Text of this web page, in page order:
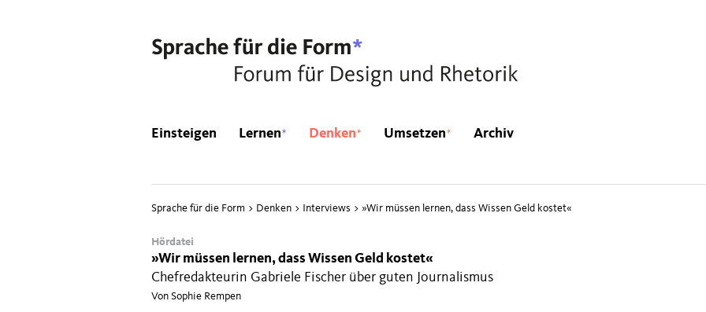
Einsteigen Lernen* Denken* Umsetzen* Archiv
Sprache für die Form > Denken > Interviews > »Wir müssen lernen, dass Wissen Geld kostet«
Hördatei
»Wir müssen lernen, dass Wissen Geld kostet«
Chefredakteurin Gabriele Fischer über guten Journalismus
Von Sophie Rempen